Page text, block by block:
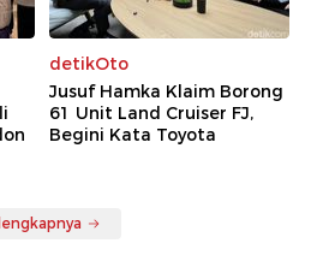
detikOto
Jusuf Hamka Klaim Borong
61 Unit Land Cruiser FJ,
Begini Kata Toyota